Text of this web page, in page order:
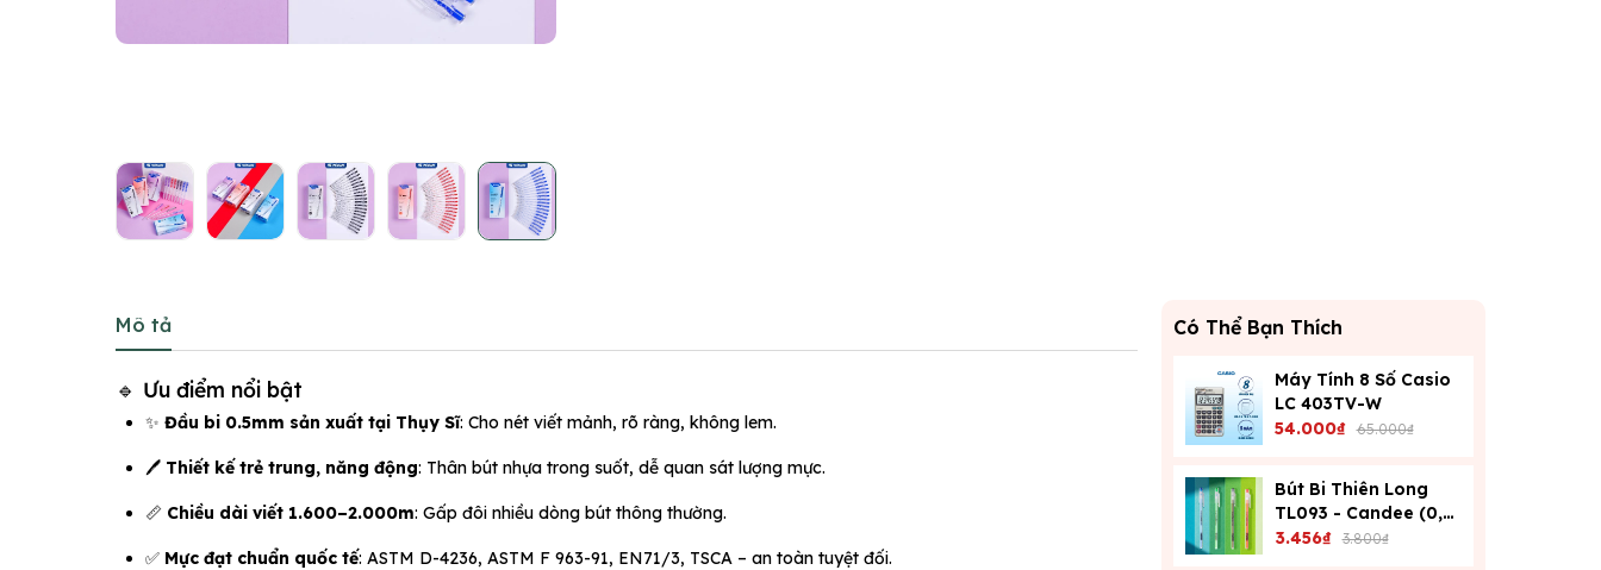
Có Thể Bạn Thích
Máy Tính 8 Số Casio
LC 403TV-W
54.000₫ 65.000₫
Bút Bi Thiên Long
TL093 - Candee (0,6
Mm) - Xanh
3.456₫ 3.800₫
Mô tả
🔹 Ưu điểm nổi bật
✨ Đầu bi 0.5mm sản xuất tại Thụy Sĩ: Cho nét viết mảnh, rõ ràng, không lem.
🖊️ Thiết kế trẻ trung, năng động: Thân bút nhựa trong suốt, dễ quan sát lượng mực.
📏 Chiều dài viết 1.600–2.000m: Gấp đôi nhiều dòng bút thông thường.
✅ Mực đạt chuẩn quốc tế: ASTM D-4236, ASTM F 963-91, EN71/3, TSCA – an toàn tuyệt đối.